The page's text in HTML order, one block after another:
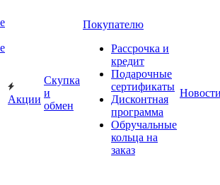
Акции
Скупка
и
обмен
Покупателю
Рассрочка и
кредит
Подарочные
сертификаты
Дисконтная
программа
Обручальные
кольца на
заказ